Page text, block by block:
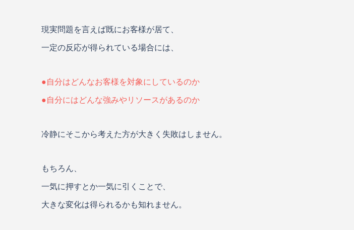
現実問題を言えば既にお客様が居て、
一定の反応が得られている場合には、
●自分はどんなお客様を対象にしているのか
●自分にはどんな強みやリソースがあるのか
冷静にそこから考えた方が大きく失敗はしません。
もちろん、
一気に押すとか一気に引くことで、
大きな変化は得られるかも知れません。